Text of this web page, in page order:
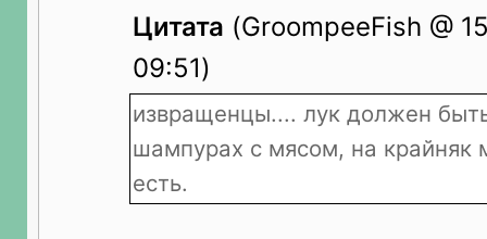
Цитата (GroompeeFish @
09:51)
извращенцы.... лук должен
шампурах с мясом, на крайняк
есть.